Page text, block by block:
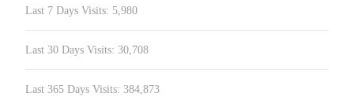
Last 7 Days Visits: 5,980
Last 30 Days Visits: 30,708
Last 365 Days Visits: 384,873